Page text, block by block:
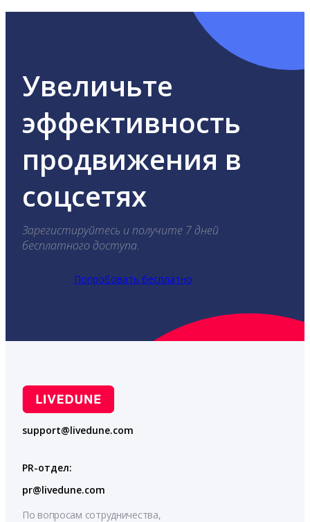
Увеличьте
эффективность
продвижения в
соцсетях
Зарегистируйтесь и получите 7 дней
бесплатного доступа.
Попробовать бесплатно
support@livedune.com
PR-отдел:
pr@livedune.com
По вопросам сотрудничества,